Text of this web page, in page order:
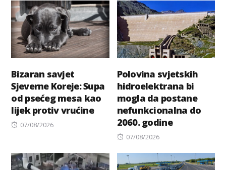
Bizaran savjet
Sjeverne Koreje: Supa
od psećeg mesa kao
lijek protiv vrućine
Posted
07/08/2026
Polovina svjetskih
hidroelektrana bi
mogla da postane
nefunkcionalna do
2060. godine
Posted
07/08/2026